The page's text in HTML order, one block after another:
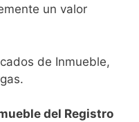
un valor
de Inmueble,
del Registro